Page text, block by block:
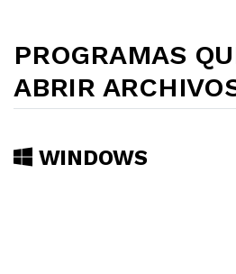
PROGRAMAS
ABRIR
WINDOWS